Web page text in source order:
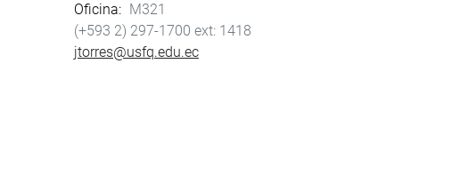
Oficina
M321
(+593 2) 297-1700
1418
jtorres@usfq.edu.ec